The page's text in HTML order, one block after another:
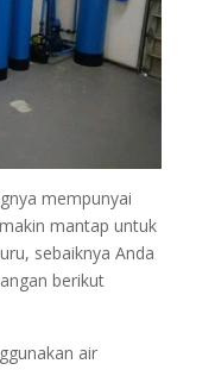
mempunyai
mantap untuk
sebaiknya Anda
berikut
air